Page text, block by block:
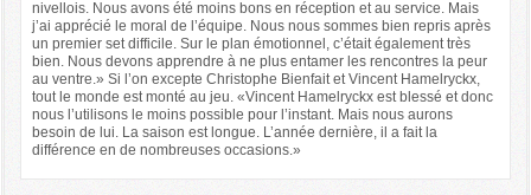
nivellois. Nous avons été moins bons en réception et au service. Mais
j’ai apprécié le moral de l’équipe. Nous nous sommes bien repris après
un premier set difficile. Sur le plan émotionnel, c’était également très
bien. Nous devons apprendre à ne plus entamer les rencontres la peur
au ventre.» Si l’on excepte Christophe Bienfait et Vincent Hamelryckx,
tout le monde est monté au jeu. «Vincent Hamelryckx est blessé et donc
nous l’utilisons le moins possible pour l’instant. Mais nous aurons
besoin de lui. La saison est longue. L’année dernière, il a fait la
différence en de nombreuses occasions.»